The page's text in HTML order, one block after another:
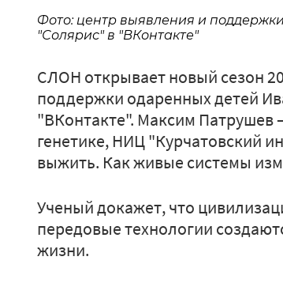
Фото: центр выявления и
"Солярис" в "ВКонтакте"
СЛОН открывает новый сезон
поддержки одаренных детей
"ВКонтакте". Максим Патрушев
генетике, НИЦ "Курчатовский
выжить. Как живые системы
Ученый докажет, что
передовые технологии
жизни.